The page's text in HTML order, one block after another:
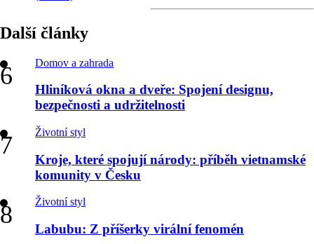
Další články
Domov a zahrada
Hliníková okna a dveře: Spojení designu,
bezpečnosti a udržitelnosti
Životní styl
Kroje, které spojují národy: příběh vietnamské
komunity v Česku
Životní styl
Labubu: Z příšerky virální fenomén